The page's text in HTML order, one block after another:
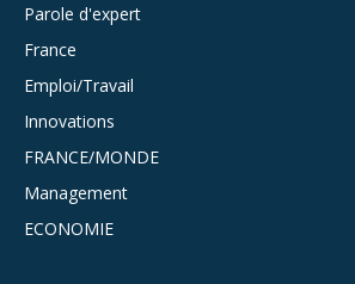
Parole d'expert
France
Emploi/Travail
Innovations
FRANCE/MONDE
Management
ECONOMIE